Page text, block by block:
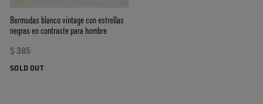
Bermudas blanco vintage con estrellas
negras en contraste para hombre
$ 385
SOLD OUT